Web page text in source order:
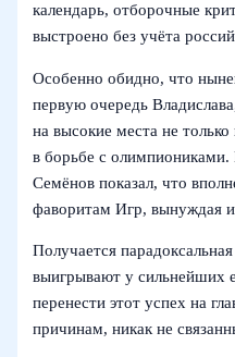
календарь, отборочные
выстроено без учёта
Особенно обидно, что
первую очередь
на высокие места не
в борьбе с
Семёнов показал, что
фаворитам Игр, вынуждая
Получается
выигрывают у сильнейших
перенести этот успех на
причинам, никак не